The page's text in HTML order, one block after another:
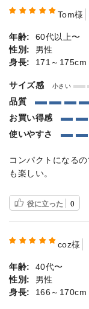
Tom様
年齢:
60代以上〜
性別:
男性
身長:
171～175cm
サイズ感 小さい
品質
お買い得感
使いやすさ
コンパクトになる
も楽しい。
役に立った 0
coz様
年齢:
40代〜
性別:
男性
身長:
166～170cm